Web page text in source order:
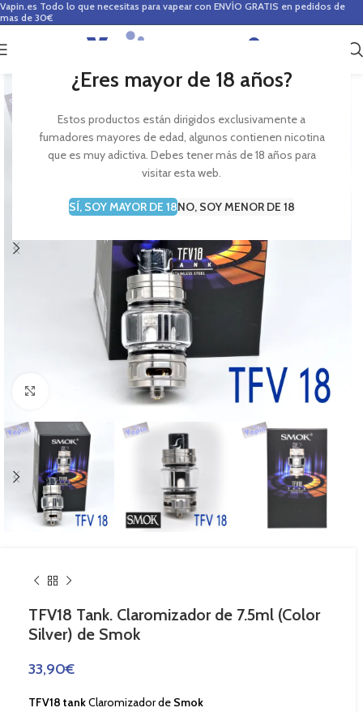
¿Eres mayor de 18 años?
Estos productos están dirigidos exclusivamente a
fumadores mayores de edad, algunos contienen nicotina
que es muy adictiva. Debes tener más de 18 años para
visitar esta web.
SÍ, SOY MAYOR DE 18NO, SOY MENOR DE 18
Vapin.es Todo lo que necesitas para vapear con ENVÍO GRATIS en pedidos de
mas de 30€
0
Haga Click para agrandar
TFV18 Tank. Claromizador de 7.5ml (Color
Silver) de Smok
33,90€
TFV18 tankClaromizador de Smok